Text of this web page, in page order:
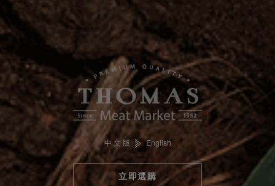
中 文 版 English
立即選購